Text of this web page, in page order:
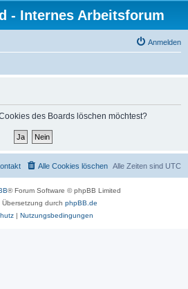
- Internes Arbeitsforum
Anmelden
des Boards löschen möchtest?
Alle Zeiten sind UTC
Alle Cookies löschen
® Forum Software © phpBB Limited
Übersetzung durch phpBB.de
| Nutzungsbedingungen